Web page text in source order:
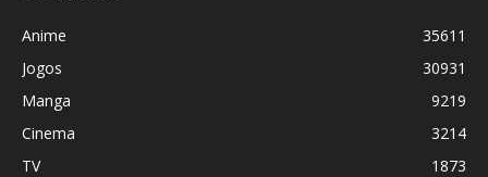
Anime
35611
Jogos
30931
Manga
9219
Cinema
3214
TV
1873